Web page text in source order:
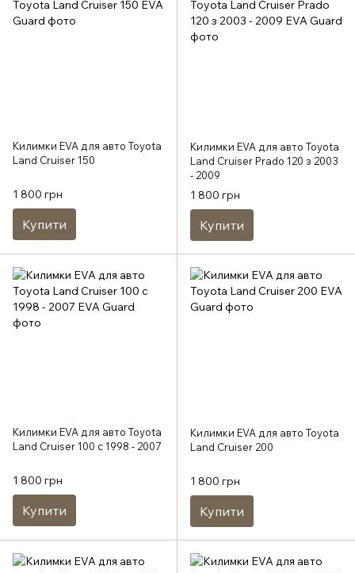
Килимки EVA для авто Toyota
Land Cruiser 150
1 800 грн
Купити
Килимки EVA для авто Toyota
Land Cruiser Prado 120 з 2003
- 2009
1 800 грн
Купити
Килимки EVA для авто Toyota
Land Cruiser 100 c 1998 - 2007
1 800 грн
Купити
Килимки EVA для авто Toyota
Land Cruiser 200
1 800 грн
Купити